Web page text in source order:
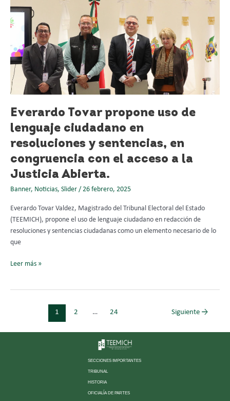
Everardo Tovar propone uso de
lenguaje ciudadano en
resoluciones y sentencias, en
congruencia con el acceso a la
Justicia Abierta.
Banner, Noticias, Slider / 26 febrero, 2025
Everardo Tovar Valdez, Magistrado del Tribunal Electoral del Estado
(TEEMICH), propone el uso de lenguaje ciudadano en redacción de
resoluciones y sentencias ciudadanas como un elemento necesario de lo
que
Tovar
propone
de
lenguaje
ciudadano
en
resoluciones
sentencias,
en
congruencia
con
el
acceso
la
Leer más »
1 2 … 24 Siguiente →
SECCIONES IMPORTANTES
TRIBUNAL
HISTORIA
OFICIALÍA DE PARTES